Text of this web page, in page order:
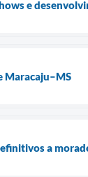
e
Maracaju–MS
a